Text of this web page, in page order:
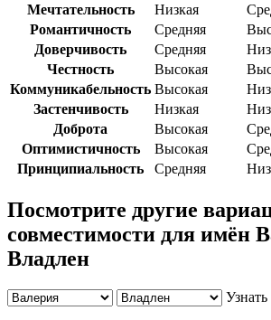
Мечтательность Низкая
Романтичность
Средняя
Доверчивость
Средняя
Честность
Высокая
Коммуникабельность Высокая
Застенчивость
Низкая
Доброта
Высокая
Оптимистичность
Высокая
Принципиальность
Средняя
Посмотрите другие
совместимости для имён
Владлен
Узнать